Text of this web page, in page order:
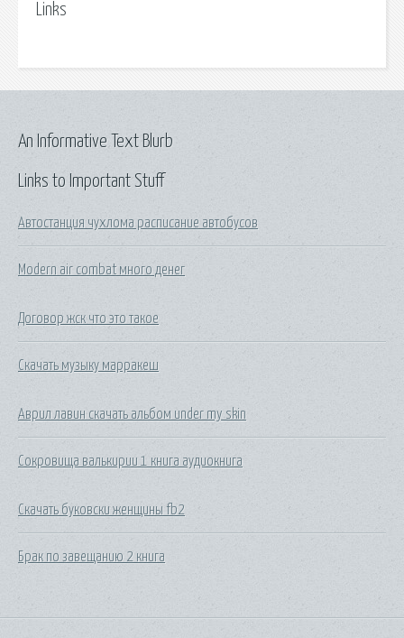
Links
Links to Important Stuff
Автостанция чухлома расписание автобусов
Modern air combat много денег
Договор жск что это такое
Скачать музыку марракеш
Аврил лавин скачать альбом under my skin
Сокровища валькирии 1 книга аудиокнига
Скачать буковски женщины fb2
Брак по завещанию 2 книга
An Informative Text Blurb